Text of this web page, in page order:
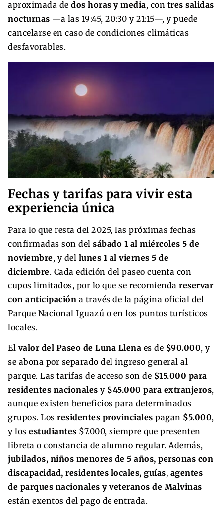
aproximada de dos horas y media, con tres salidas
nocturnas —a las 19:45, 20:30 y 21:15—, y puede
cancelarse en caso de condiciones climáticas
desfavorables.
Fechas y tarifas para vivir esta
experiencia única
Para lo que resta del 2025, las próximas fechas
confirmadas son del sábado 1 al miércoles 5 de
noviembre, y del lunes 1 al viernes 5 de
diciembre. Cada edición del paseo cuenta con
cupos limitados, por lo que se recomienda reservar
con anticipación a través de la página oficial del
Parque Nacional Iguazú o en los puntos turísticos
locales.
El valor del Paseo de Luna Llena es de $90.000, y
se abona por separado del ingreso general al
parque. Las tarifas de acceso son de $15.000 para
residentes nacionales y $45.000 para extranjeros,
aunque existen beneficios para determinados
grupos. Los residentes provinciales pagan $5.000,
y los estudiantes $7.000, siempre que presenten
libreta o constancia de alumno regular. Además,
jubilados, niños menores de 5 años, personas con
discapacidad, residentes locales, guías, agentes
de parques nacionales y veteranos de Malvinas
están exentos del pago de entrada.